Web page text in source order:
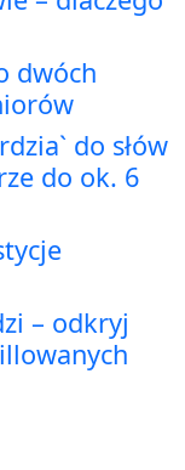
dwóch
do słów
do ok. 6
– odkryj